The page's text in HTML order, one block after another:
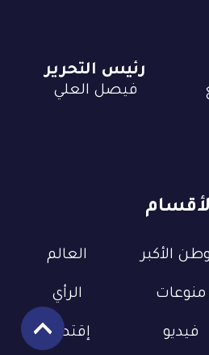
الأكبر العالم
منوعات الرأي
فيديو إقتصاد
رئيس التحرير
فيصل العلي